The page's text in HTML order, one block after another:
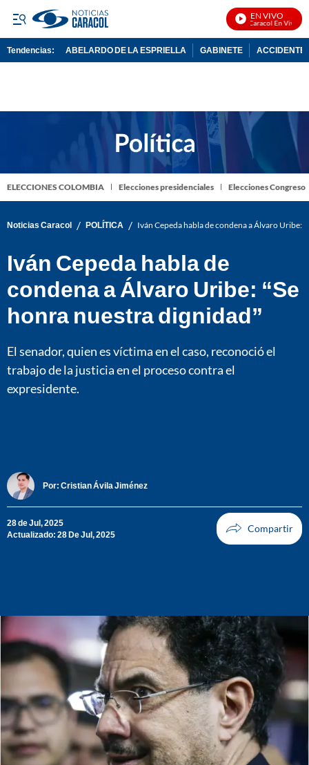
EN VIVO
Noticias Caracol En Vivo
Tendencias: ABELARDO DE LA ESPRIELLA GABINETE ACCIDENTE
ELECCIONES COLOMBIA Elecciones presidenciales Elecciones Congreso
Noticias Caracol / POLÍTICA / Iván Cepeda habla de condena a Álvaro Uribe:
Iván Cepeda habla de
condena a Álvaro Uribe: “Se
honra nuestra dignidad”
El senador, quien es víctima en el caso, reconoció el
trabajo de la justicia en el proceso contra el
expresidente.
Por: Cristian Ávila Jiménez
28 de Jul, 2025
Actualizado: 28 De Jul, 2025